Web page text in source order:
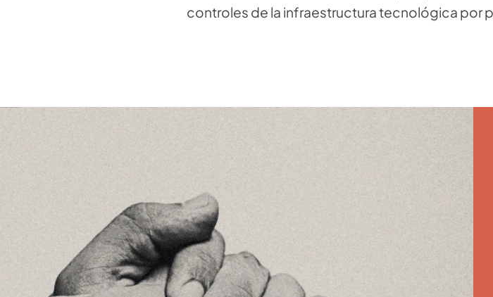
controles de la infraestructura tecnológica por